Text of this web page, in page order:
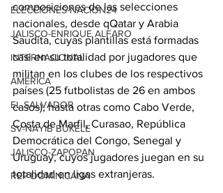
ELECCIONES-NACION24
JALISCO-ENRIQUE ALFARO
INTERNACIONAL
AMÉRICA
EL SALVADOR
SV-NAYIB BUKELE
JALISCO-ZAPOPAN
REP DOMINICANA
composiciones de las selecciones
nacionales, desde qQatar y Arabia
Saudita, cuyas plantillas está formadas
casi en su totalidad por jugadores que
militan en los clubes de los respectivos
países (25 futbolistas de 26 en ambos
casos), hasta otras como Cabo Verde,
Costa de Marfil, Curasao, República
Democrática del Congo, Senegal y
Uruguay, cuyos jugadores juegan en su
totalidad en ligas extranjeras.